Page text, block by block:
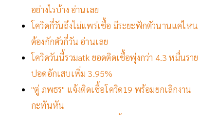
อย่างไรบ้าง อ่านเลย
โควิดกี่วันถึงไม่แพร่เชื้อ มีระยะฟักตัวนานแค่ไหน
ต้องกักตัวกี่วัน อ่านเลย
โควิดวันนี้รวมatk ยอดติดเชื้อพุ่งกว่า 4.3 หมื่นราย
ปอดอักเสบเพิ่ม 3.95%
"ตู่ ภพธร" แจ้งติดเชื้อโควิด19 พร้อมยกเลิกงาน
กะทันหัน